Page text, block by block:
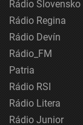
Rádio Slovensko
Rádio Regina
Rádio Devín
Rádio_FM
Patria
Rádio RSI
Rádio Litera
Rádio Junior